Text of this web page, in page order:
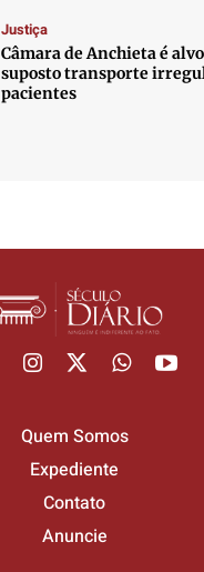
Justiça
Câmara de Anchieta é
suposto transporte
pacientes
Quem Somos
Expediente
Contato
Anuncie